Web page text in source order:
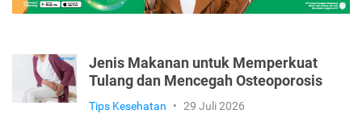
Jenis Makanan untuk Memperkuat
Tulang dan Mencegah Osteoporosis
Tips Kesehatan • 29 Juli 2026